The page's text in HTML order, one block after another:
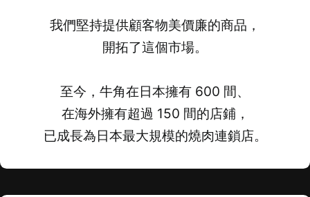
我們堅持提供顧客物美價廉的商品，
開拓了這個市場。
至今，牛角在日本擁有 600 間、
在海外擁有超過 150 間的店鋪，
已成長為日本最大規模的燒肉連鎖店。